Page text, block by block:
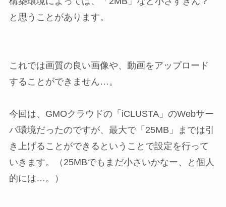
と思うことがあります。
これでは画質の良い画像や、動画をアップロード
することができません…。
今回は、GMOクラウドの「iCLUSTA」のWebサー
バ環境だったのですが、最大で「25MB」までは引
き上げることができるということで設定を行って
いきます。（25MBでもまだ小さいかなー、と個人
的には…。）